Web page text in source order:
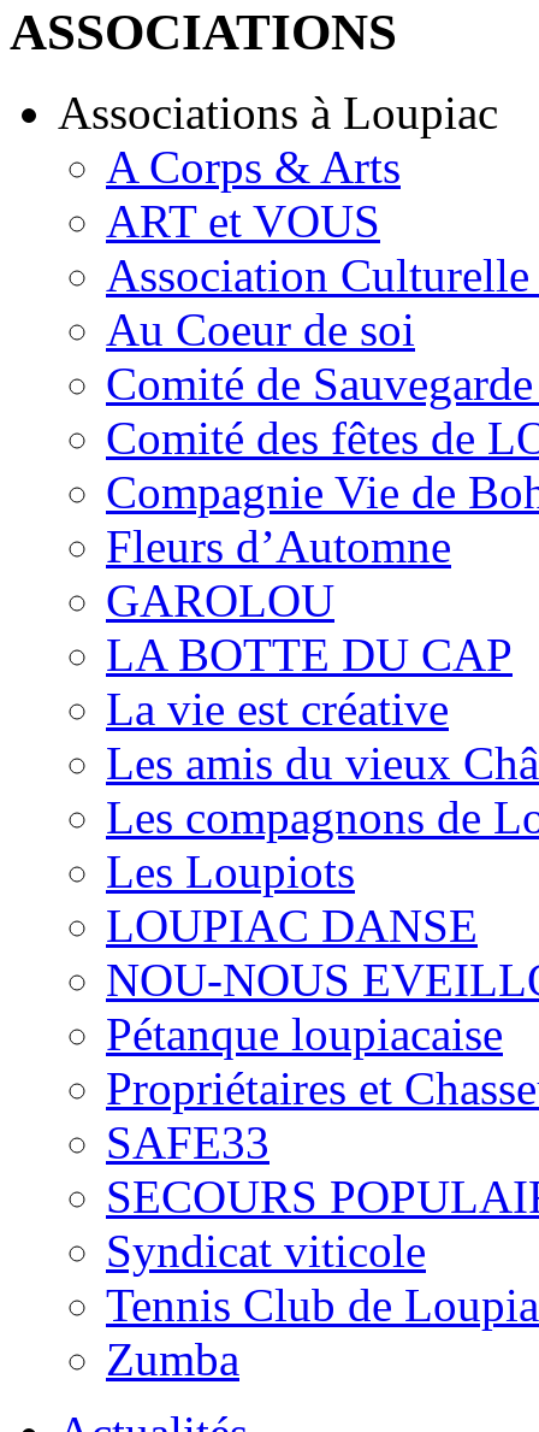
ASSOCIATIONS
Associations à Loupiac
A Corps & Arts
ART et VOUS
Association
Au Coeur de soi
Comité de
Comité des fêtes de
Compagnie Vie de
Fleurs d’Automne
GAROLOU
LA BOTTE DU CAP
La vie est créative
Les amis du vieux
Les compagnons de
Les Loupiots
LOUPIAC DANSE
NOU-NOUS
Pétanque loupiacaise
Propriétaires et
SAFE33
SECOURS
Syndicat viticole
Tennis Club de
Zumba